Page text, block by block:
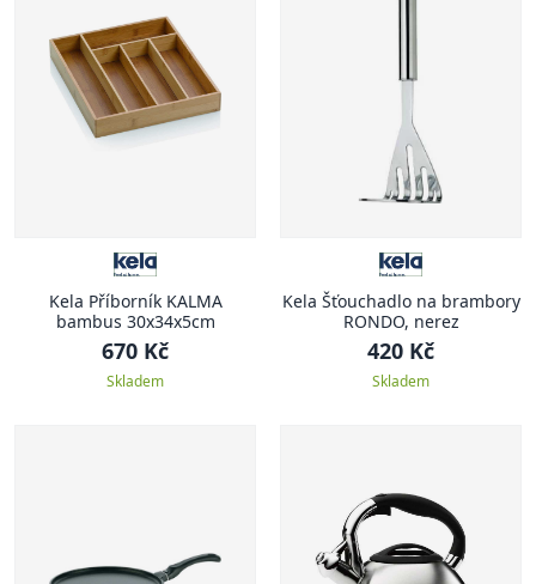
Kela Příborník KALMA
bambus 30x34x5cm
670 Kč
Skladem
Kela Šťouchadlo na brambory
RONDO, nerez
420 Kč
Skladem